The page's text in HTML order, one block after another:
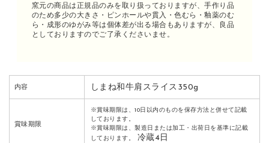
窯元の商品は正規品のみを取り扱っておりますが、手作り品
のため多少の大きさ・ピンホールや貫入・色むら・釉薬のむ
ら・成形のゆがみ等は個体差が出る場合もありますが、良品
としておりますのでご了承くださいませ。
内容 しまね和牛肩スライス350g
賞味期限
※賞味期限は、10日以内のものを保存方法と併せて記載
しております。
※賞味期限は、製造日または加工・出荷日を基準に記載
しております。
冷蔵4日